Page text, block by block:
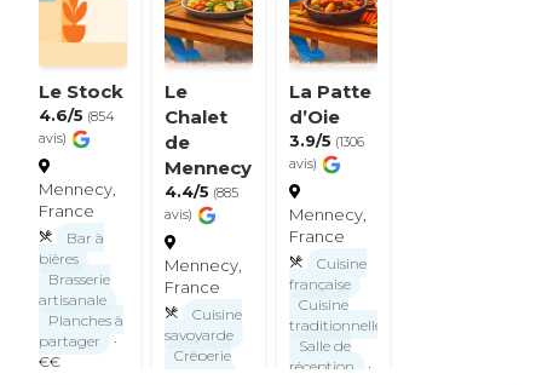
Le Stock
4.6/5 (854
avis)
Mennecy,
France
Bar à
bières
Brasserie
artisanale
Planches à
partager
·
€€
Le
Chalet
de
Mennecy
4.4/5 (885
avis)
Mennecy,
France
Cuisine
savoyarde
Crêperie
La Patte
d’Oie
3.9/5 (1306
avis)
Mennecy,
France
Cuisine
française
Cuisine
traditionnelle
Salle de
réception
·